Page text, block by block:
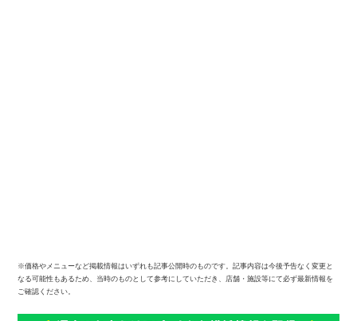
※価格やメニューなど掲載情報はいずれも記事公開時のものです。記事内容は今後予告なく変更と
なる可能性もあるため、当時のものとして参考にしていただき、店舗・施設等にて必ず最新情報を
ご確認ください。